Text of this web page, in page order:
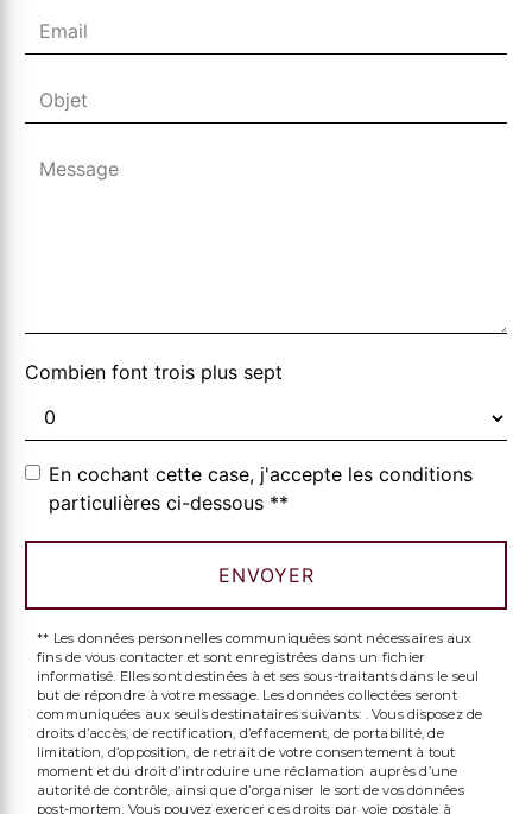
Combien font trois plus sept
En cochant cette case, j'accepte les conditions
particulières ci-dessous **
ENVOYER
** Les données personnelles communiquées sont nécessaires aux
fins de vous contacter et sont enregistrées dans un fichier
informatisé. Elles sont destinées à et ses sous-traitants dans le seul
but de répondre à votre message. Les données collectées seront
communiquées aux seuls destinataires suivants: . Vous disposez de
droits d’accès, de rectification, d’effacement, de portabilité, de
limitation, d’opposition, de retrait de votre consentement à tout
moment et du droit d’introduire une réclamation auprès d’une
autorité de contrôle, ainsi que d’organiser le sort de vos données
post-mortem. Vous pouvez exercer ces droits par voie postale à